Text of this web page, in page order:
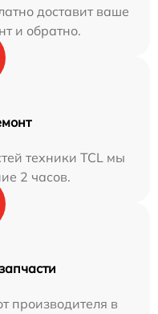
доставит ваше
и обратно.
техники TCL мы
2 часов.
производителя в